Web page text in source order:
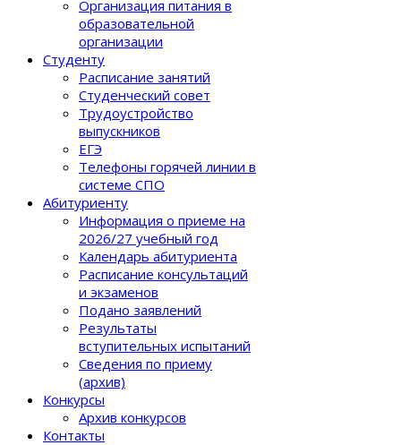
Организация питания в
образовательной
организации
Студенту
Расписание занятий
Студенческий совет
Трудоустройство
выпускников
ЕГЭ
Телефоны горячей линии в
системе СПО
Абитуриенту
Информация о приеме на
2026/27 учебный год
Календарь абитуриента
Расписание консультаций
и экзаменов
Подано заявлений
Результаты
вступительных испытаний
Сведения по приему
(архив)
Конкурсы
Архив конкурсов
Контакты